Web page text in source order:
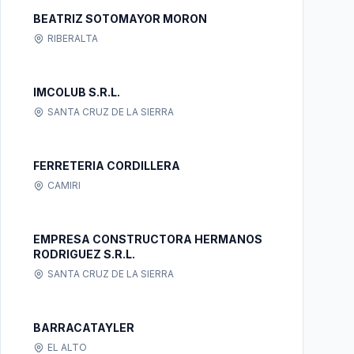
BEATRIZ SOTOMAYOR MORON
RIBERALTA
IMCOLUB S.R.L.
SANTA CRUZ DE LA SIERRA
FERRETERIA CORDILLERA
CAMIRI
EMPRESA CONSTRUCTORA HERMANOS
RODRIGUEZ S.R.L.
SANTA CRUZ DE LA SIERRA
BARRACATAYLER
EL ALTO